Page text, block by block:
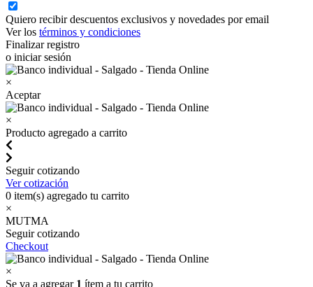
Quiero recibir descuentos exclusivos y novedades por email
Ver los términos y condiciones
Finalizar registro
o iniciar sesión
×
Aceptar
×
Producto agregado a carrito
Seguir cotizando
Ver cotización
0 item(s) agregado tu carrito
×
MUTMA
Seguir cotizando
Checkout
×
Se va a agregar 1 ítem a tu carrito